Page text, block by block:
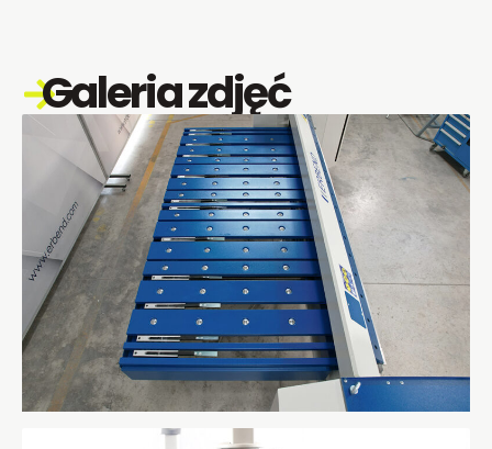
Galeria zdjęć